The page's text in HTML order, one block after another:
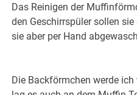
Das Reinigen der
den Geschirrspüler sollen
sie aber per Hand
Die Backförmchen werde